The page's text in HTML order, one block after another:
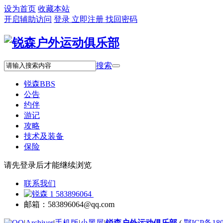
设为首页 收藏本站
开启辅助访问 登录 立即注册 找回密码
搜索
锐森BBS
公告
约伴
游记
攻略
技术及装备
保险
请先登录后才能继续浏览
联系我们
583896064
邮箱：583896064@qq.com